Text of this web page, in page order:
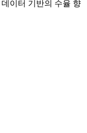
이터 기반의 수율 향